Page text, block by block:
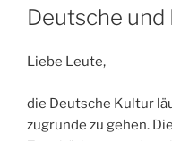
AM
Deutsche und
Liebe Leute,
die Deutsche Kultur
zugrunde zu gehen.